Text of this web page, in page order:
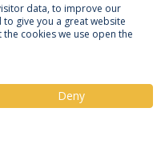
Rights of Data Subjects
Portuguesa
data, to improve our
give you a great website
cookies we use open the
Deny